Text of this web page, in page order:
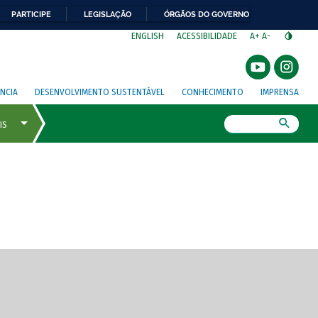
PARTICIPE LEGISLAÇÃO ÓRGÃOS DO GOVERNO
ENGLISH ACESSIBILIDADE A+ A-
DESENVOLVIMENTO SUSTENTÁVEL CONHECIMENTO IMPRENSA
de tela